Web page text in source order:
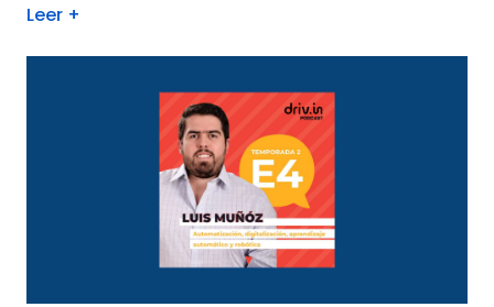
Leer +